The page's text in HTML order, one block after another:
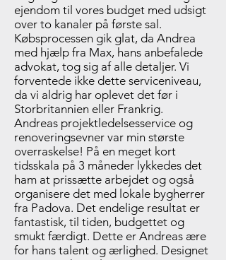
ejendom til vores budget med udsigt
over to kanaler på første sal.
Købsprocessen gik glat, da Andrea
med hjælp fra Max, hans anbefalede
advokat, tog sig af alle detaljer. Vi
forventede ikke dette serviceniveau,
da vi aldrig har oplevet det før i
Storbritannien eller Frankrig.
Andreas projektledelsesservice og
renoveringsevner var min største
overraskelse! På en meget kort
tidsskala på 3 måneder lykkedes det
ham at prissætte arbejdet og også
organisere det med lokale bygherrer
fra Padova. Det endelige resultat er
fantastisk, til tiden, budgettet og
smukt færdigt. Dette er Andreas ære
for hans talent og ærlighed. Designet